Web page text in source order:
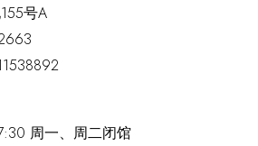
155号A
周一、周二闭馆